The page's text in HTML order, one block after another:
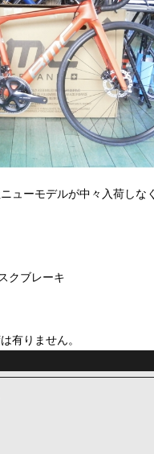
ューモデルが中々入荷し
クブレーキ
有りません。